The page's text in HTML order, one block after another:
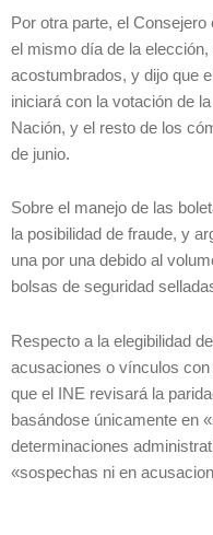
Por otra parte, el
el mismo día de la
acostumbrados, y dijo que
iniciará con la votación de
Nación, y el resto de los
de junio.
Sobre el manejo de las
la posibilidad de fraude, y
una por una debido al
bolsas de seguridad
Respecto a la elegibilidad
acusaciones o vínculos
que el INE revisará la
basándose únicamente en
determinaciones
«sospechas ni en